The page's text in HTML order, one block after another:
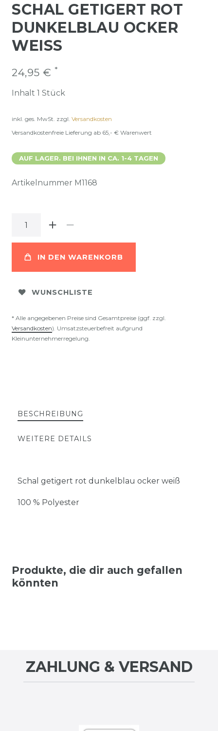
SCHAL GETIGERT ROT
DUNKELBLAU OCKER
WEISS
24,95 € *
Inhalt 1 Stück
inkl. ges. MwSt. zzgl. Versandkosten
Versandkostenfreie Lieferung ab 65,- € Warenwert
AUF LAGER. BEI IHNEN IN CA. 1-4 TAGEN
Artikelnummer M1168
IN DEN WARENKORB
WUNSCHLISTE
* Alle angegebenen Preise sind Gesamtpreise (ggf. zzgl.
Versandkosten). Umsatzsteuerbefreit aufgrund
Kleinunternehmerregelung.
BESCHREIBUNG
WEITERE DETAILS
Schal getigert rot dunkelblau ocker weiß
100 % Polyester
Produkte, die dir auch gefallen
könnten
ZAHLUNG & VERSAND